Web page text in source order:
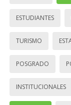
ESTUDIANTES
TURISMO
POSGRADO
INSTITUCIONALES